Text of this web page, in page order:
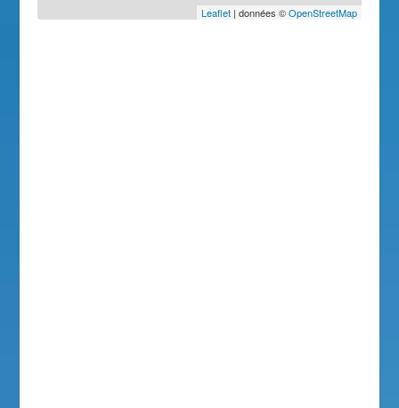
Leaflet| données ©OpenStreetMap